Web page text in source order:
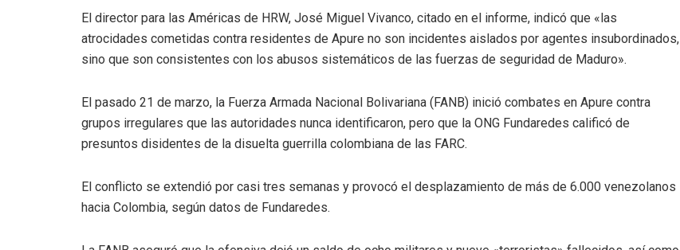
El director para las Américas de HRW, José Miguel Vivanco, citado en el informe, indicó que «las
atrocidades cometidas contra residentes de Apure no son incidentes aislados por agentes insubordinados,
sino que son consistentes con los abusos sistemáticos de las fuerzas de seguridad de Maduro».
El pasado 21 de marzo, la Fuerza Armada Nacional Bolivariana (FANB) inició combates en Apure contra
grupos irregulares que las autoridades nunca identificaron, pero que la ONG Fundaredes calificó de
presuntos disidentes de la disuelta guerrilla colombiana de las FARC.
El conflicto se extendió por casi tres semanas y provocó el desplazamiento de más de 6.000 venezolanos
hacia Colombia, según datos de Fundaredes.